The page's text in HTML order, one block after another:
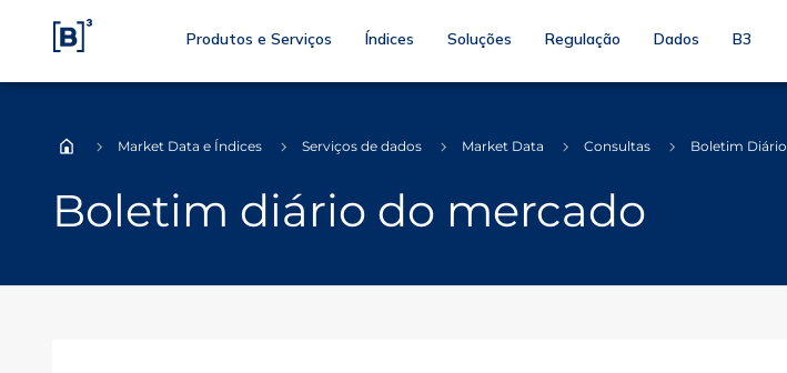
Produtos e Serviços Índices Soluções Regulação Dados B3
Boletim diário do mercado
Market Data e Índices Serviços de dados Market Data Consultas Boletim Diário